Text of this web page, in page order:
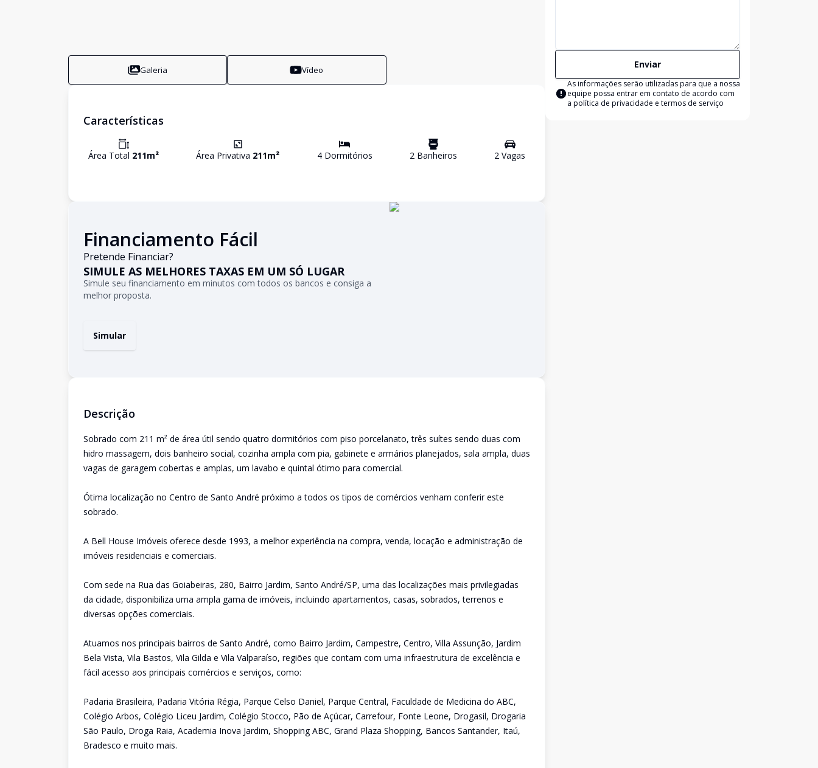
Galeria Vídeo
Características
Área Total 211m² Área Privativa 211m² 4Dormitórios 2Banheiros 2 Vagas
Financiamento Fácil
Pretende Financiar?
SIMULE AS MELHORES TAXAS EM UM SÓ LUGAR
Simule seu financiamento em minutos com todos os bancos e consiga a
melhor proposta.
Simular
Descrição
Sobrado com 211 m² de área útil sendo quatro dormitórios com piso porcelanato, três suítes sendo duas com
hidro massagem, dois banheiro social, cozinha ampla com pia, gabinete e armários planejados, sala ampla, duas
vagas de garagem cobertas e amplas, um lavabo e quintal ótimo para comercial.
Ótima localização no Centro de Santo André próximo a todos os tipos de comércios venham conferir este
sobrado.
A Bell House Imóveis oferece desde 1993, a melhor experiência na compra, venda, locação e administração de
imóveis residenciais e comerciais.
Com sede na Rua das Goiabeiras, 280, Bairro Jardim, Santo André/SP, uma das localizações mais privilegiadas
da cidade, disponibiliza uma ampla gama de imóveis, incluindo apartamentos, casas, sobrados, terrenos e
diversas opções comerciais.
Atuamos nos principais bairros de Santo André, como Bairro Jardim, Campestre, Centro, Villa Assunção, Jardim
Bela Vista, Vila Bastos, Vila Gilda e Vila Valparaíso, regiões que contam com uma infraestrutura de excelência e
fácil acesso aos principais comércios e serviços, como:
Padaria Brasileira, Padaria Vitória Régia, Parque Celso Daniel, Parque Central, Faculdade de Medicina do ABC,
Colégio Arbos, Colégio Liceu Jardim, Colégio Stocco, Pão de Açúcar, Carrefour, Fonte Leone, Drogasil, Drogaria
São Paulo, Droga Raia, Academia Inova Jardim, Shopping ABC, Grand Plaza Shopping, Bancos Santander, Itaú,
Bradesco e muito mais.
Enviar
As informações serão utilizadas para que a nossa
equipe possa entrar em contato de acordo com
a política de privacidade e termos de serviço